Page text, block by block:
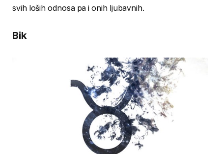
svih loših odnosa pa i onih ljubavnih.
Bik